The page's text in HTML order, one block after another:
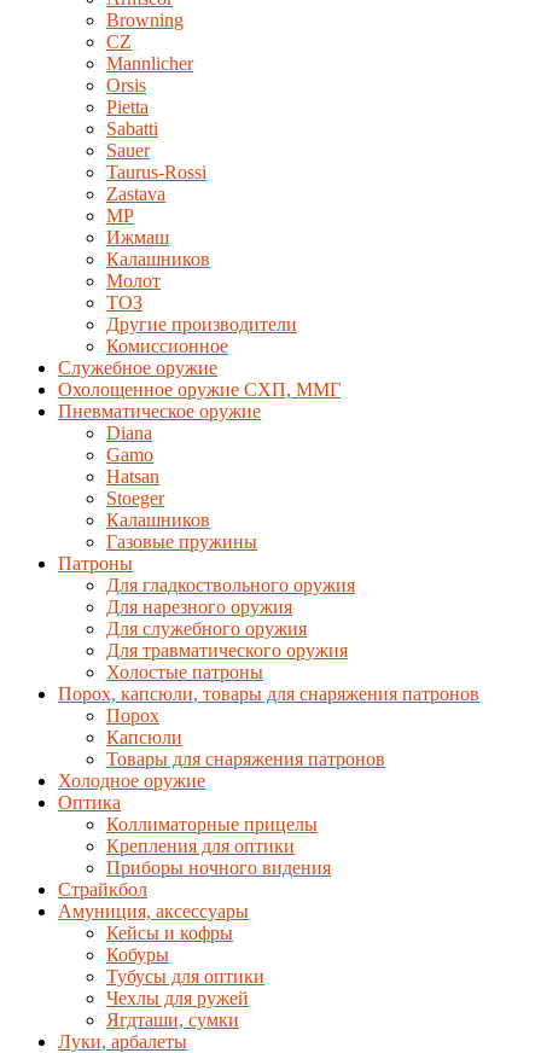
Browning
CZ
Mannlicher
Orsis
Pietta
Sabatti
Sauer
Taurus-Rossi
Zastava
MP
Ижмаш
Калашников
Молот
ТОЗ
Другие производители
Комиссионное
Служебное оружие
Охолощенное оружие СХП, ММГ
Пневматическое оружие
Diana
Gamo
Hatsan
Stoeger
Калашников
Газовые пружины
Патроны
Для гладкоствольного оружия
Для нарезного оружия
Для служебного оружия
Для травматического оружия
Холостые патроны
Порох, капсюли, товары для снаряжения патронов
Порох
Капсюли
Товары для снаряжения патронов
Холодное оружие
Оптика
Коллиматорные прицелы
Крепления для оптики
Приборы ночного видения
Страйкбол
Амуниция, аксессуары
Кейсы и кофры
Кобуры
Тубусы для оптики
Чехлы для ружей
Ягдташи, сумки
Луки, арбалеты